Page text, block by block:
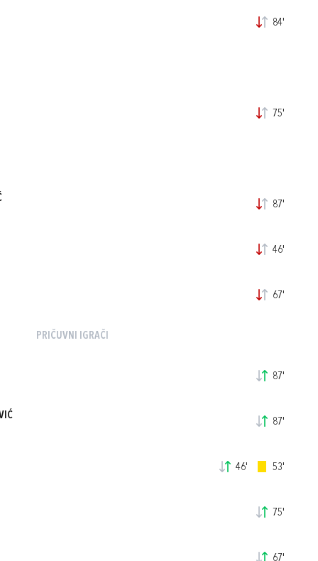
84'
75'
87'
46'
67'
PRIČUVNI IGRAČI
87'
87'
46' 53'
75'
67'